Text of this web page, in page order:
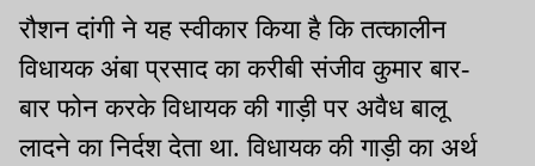
रौशन दांगी ने यह स्वीकार किया है कि तत्कालीन
विधायक अंबा प्रसाद का करीबी संजीव कुमार बार-
बार फोन करके विधायक की गाड़ी पर अवैध बालू
लादने का निर्दश देता था. विधायक की गाड़ी का अर्थ